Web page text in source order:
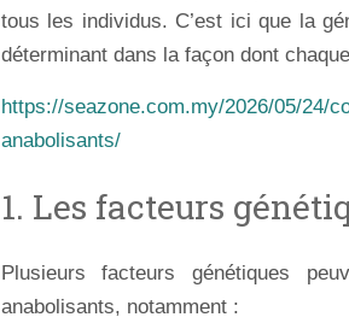
tous les individus. C’est ici que la
déterminant dans la façon dont
https://seazone.com.my/2026/05/24/
anabolisants/
1. Les facteurs
Plusieurs facteurs génétiques
anabolisants, notamment :